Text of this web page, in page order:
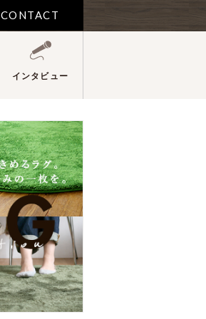
CONTACT
インタビュー